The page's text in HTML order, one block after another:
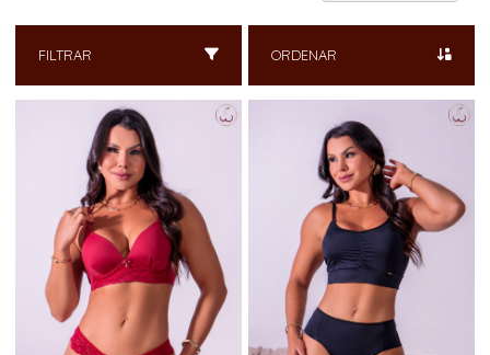
FILTRAR ORDENAR